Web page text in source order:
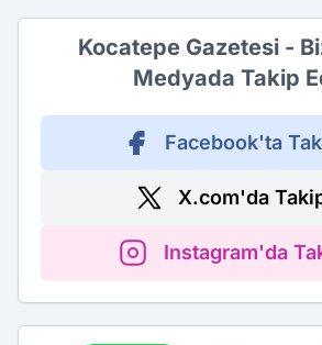
Kocatepe Gazetesi -
Medyada Takip
Facebook'ta
X.com'da
Instagram'da